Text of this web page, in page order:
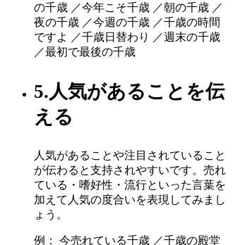
の千歳 ／今年こそ千歳 ／朝の千歳 ／
夜の千歳 ／今週の千歳 ／千歳の時間
ですよ ／千歳日替わり ／週末の千歳
／最初で最後の千歳
5.人気があることを伝
える
人気があることや注目されていること
が伝わると支持されやすいです。売れ
ている・嗜好性・流行といった言葉を
加えて人気の度合いを表現してみまし
ょう。
例： 今売れている千歳 ／千歳の殿堂